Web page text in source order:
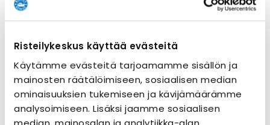
Risteilykeskus käyttää evästeitä
Käytämme evästeitä tarjoamamme sisällön ja
mainosten räätälöimiseen, sosiaalisen median
ominaisuuksien tukemiseen ja kävijämäärämme
analysoimiseen. Lisäksi jaamme sosiaalisen
[[names.ship != undefined && names.ship != '' ?
Risteilyn kesto